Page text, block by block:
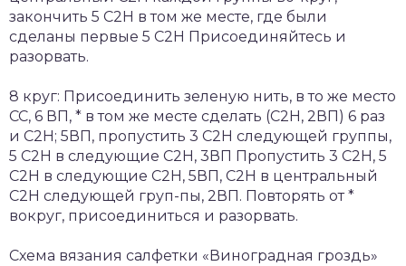
закончить 5 С2Н в том же месте, где были
сделаны первые 5 С2Н Присоединяйтесь и
разорвать.
8 круг: Присоединить зеленую нить, в то же место
СС, 6 ВП, * в том же месте сделать (С2Н, 2ВП) 6 раз
и С2Н; 5ВП, пропустить 3 С2Н следующей группы,
5 С2Н в следующие С2Н, 3ВП Пропустить 3 С2Н, 5
С2Н в следующие С2Н, 5ВП, С2Н в центральный
С2Н следующей груп-пы, 2ВП. Повторять от *
вокруг, присоединиться и разорвать.
Схема вязания салфетки «Виноградная гроздь»